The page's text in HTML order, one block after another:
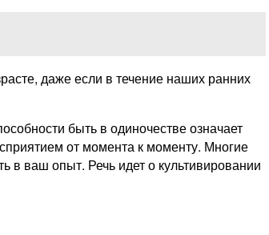
даже если в течение наших ранних
быть в одиночестве означает
от момента к моменту. Многие
в ваш опыт. Речь идет о культивировании